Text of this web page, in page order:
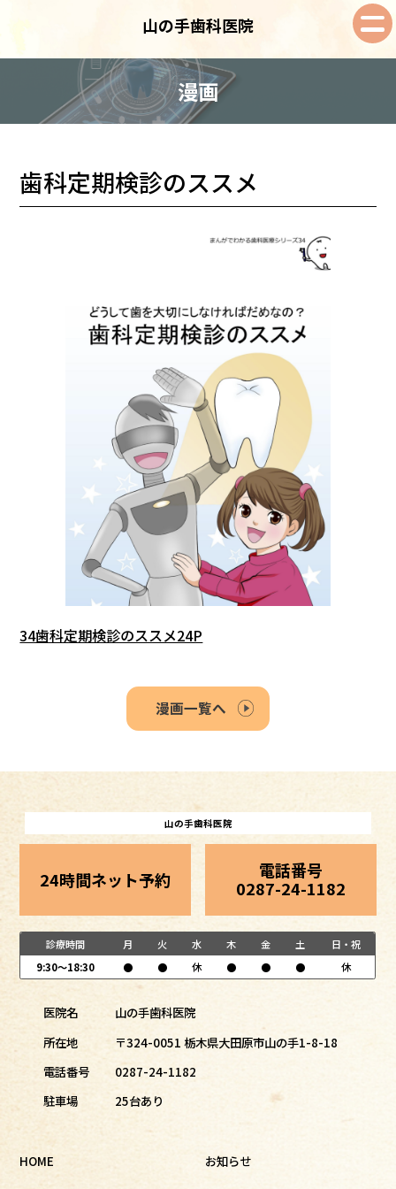
山の手歯科医院
漫画
歯科定期検診のススメ
34歯科定期検診のススメ24P
漫画一覧へ
山の手歯科医院
24時間ネット予約
電話番号
0287-24-1182
診療時間 月 火 水 木 金 土
日・祝
9:30～18:30
● ● 休 ● ● ● 休
医院名
山の手歯科医院
所在地
〒324-0051 栃木県大田原市山の手1-8-18
電話番号
0287-24-1182
駐車場
25台あり
HOME お知らせ